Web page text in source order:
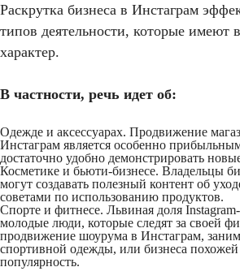
Раскрутка бизнеса в Инстаграм
типов деятельности, которые имеют
характер.
В частности, речь идет об:
Одежде и аксессуарах. Продвижение
Инстаграм является особенно
достаточно удобно демонстрировать
Косметике и бьюти-бизнесе. Владельцы
могут создавать полезный контент об
советами по использованию продуктов.
Спорте и фитнесе. Львиная доля
молодые люди, которые следят за своей
продвижение шоурума в Инстаграм,
спортивной одежды, или бизнеса похожей
популярность.